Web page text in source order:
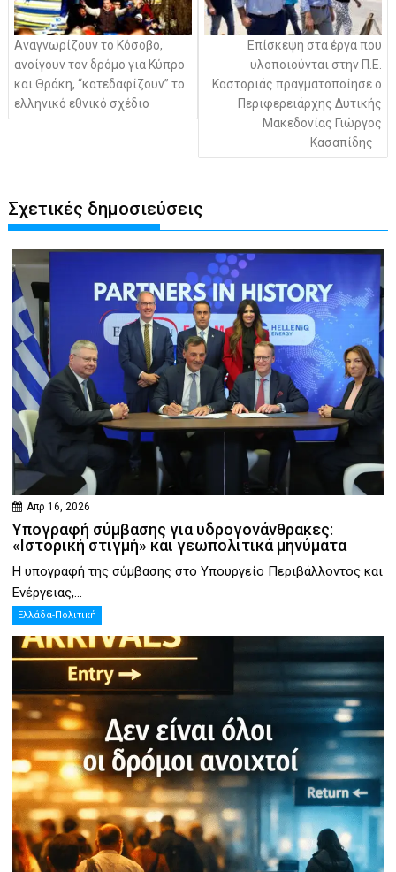
Αναγνωρίζουν το Κόσοβο,
ανοίγουν τον δρόμο για Κύπρο
και Θράκη, “κατεδαφίζουν” το
ελληνικό εθνικό σχέδιο
Eπίσκεψη στα έργα που
υλοποιούνται στην Π.Ε.
Καστοριάς πραγματοποίησε ο
Περιφερειάρχης Δυτικής
Μακεδονίας Γιώργος
Κασαπίδης
Σχετικές δημοσιεύσεις
Απρ 16, 2026
Υπογραφή σύμβασης για υδρογονάνθρακες:
«Ιστορική στιγμή» και γεωπολιτικά μηνύματα
Η υπογραφή της σύμβασης στο Υπουργείο Περιβάλλοντος και
Ενέργειας,...
Ελλάδα-Πολιτική